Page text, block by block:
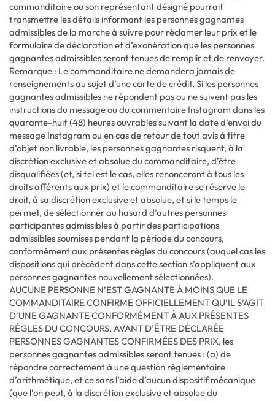
commanditaire ou son représentant désigné pourrait
transmettre les détails informant les personnes gagnantes
admissibles de la marche à suivre pour réclamer leur prix et le
formulaire de déclaration et d’exonération que les personnes
gagnantes admissibles seront tenues de remplir et de renvoyer.
Remarque : Le commanditaire ne demandera jamais de
renseignements au sujet d’une carte de crédit. Si les personnes
gagnantes admissibles ne répondent pas ou ne suivent pas les
instructions du message ou du commentaire Instagram dans les
quarante-huit (48) heures ouvrables suivant la date d’envoi du
message Instagram ou en cas de retour de tout avis à titre
d’objet non livrable, les personnes gagnantes risquent, à la
discrétion exclusive et absolue du commanditaire, d’être
disqualifiées (et, si tel est le cas, elles renonceront à tous les
droits afférents aux prix) et le commanditaire se réserve le
droit, à sa discrétion exclusive et absolue, et si le temps le
permet, de sélectionner au hasard d’autres personnes
participantes admissibles à partir des participations
admissibles soumises pendant la période du concours,
conformément aux présentes règles du concours (auquel cas les
dispositions qui précèdent dans cette section s’appliquent aux
personnes gagnantes nouvellement sélectionnées).
AUCUNE PERSONNE N’EST GAGNANTE À MOINS QUE LE
COMMANDITAIRE CONFIRME OFFICIELLEMENT QU’IL S’AGIT
D’UNE GAGNANTE CONFORMÉMENT À AUX PRÉSENTES
RÈGLES DU CONCOURS. AVANT D’ÊTRE DÉCLARÉE
PERSONNES GAGNANTES CONFIRMÉES DES PRIX, les
personnes gagnantes admissibles seront tenues : (a) de
répondre correctement à une question réglementaire
d’arithmétique, et ce sans l’aide d’aucun dispositif mécanique
(que l’on peut, à la discrétion exclusive et absolue du